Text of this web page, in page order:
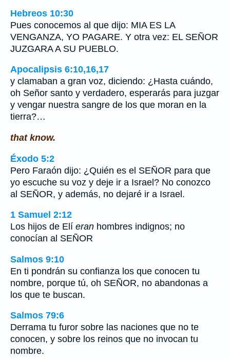
Hebreos 10:30
Pues conocemos al que dijo: MIA ES LA
VENGANZA, YO PAGARE. Y otra vez: EL SEÑOR
JUZGARA A SU PUEBLO.
Apocalipsis 6:10,16,17
y clamaban a gran voz, diciendo: ¿Hasta cuándo,
oh Señor santo y verdadero, esperarás para juzgar
y vengar nuestra sangre de los que moran en la
tierra?…
that know.
Éxodo 5:2
Pero Faraón dijo: ¿Quién es el SEÑOR para que
yo escuche su voz y deje ir a Israel? No conozco
al SEÑOR, y además, no dejaré ir a Israel.
1 Samuel 2:12
Los hijos de Elí eran hombres indignos; no
conocían al SEÑOR
Salmos 9:10
En ti pondrán su confianza los que conocen tu
nombre, porque tú, oh SEÑOR, no abandonas a
los que te buscan.
Salmos 79:6
Derrama tu furor sobre las naciones que no te
conocen, y sobre los reinos que no invocan tu
nombre.